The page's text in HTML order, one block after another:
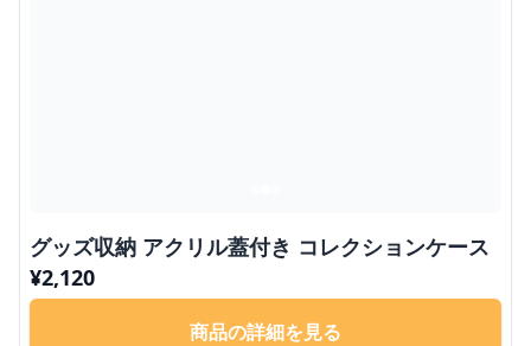
グッズ収納 アクリル蓋付き コレクションケース
¥2,120
商品の詳細を見る